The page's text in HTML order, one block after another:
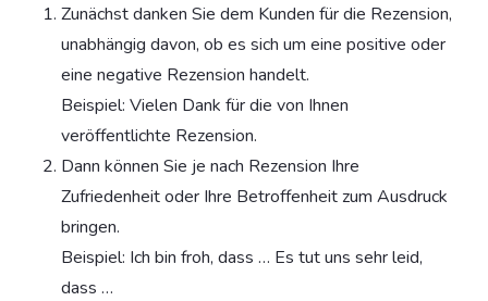
Zunächst danken Sie dem Kunden für die Rezension,
unabhängig davon, ob es sich um eine positive oder
eine negative Rezension handelt.
Beispiel: Vielen Dank für die von Ihnen
veröffentlichte Rezension.
Dann können Sie je nach Rezension Ihre
Zufriedenheit oder Ihre Betroffenheit zum Ausdruck
bringen.
Beispiel: Ich bin froh, dass … Es tut uns sehr leid,
dass …